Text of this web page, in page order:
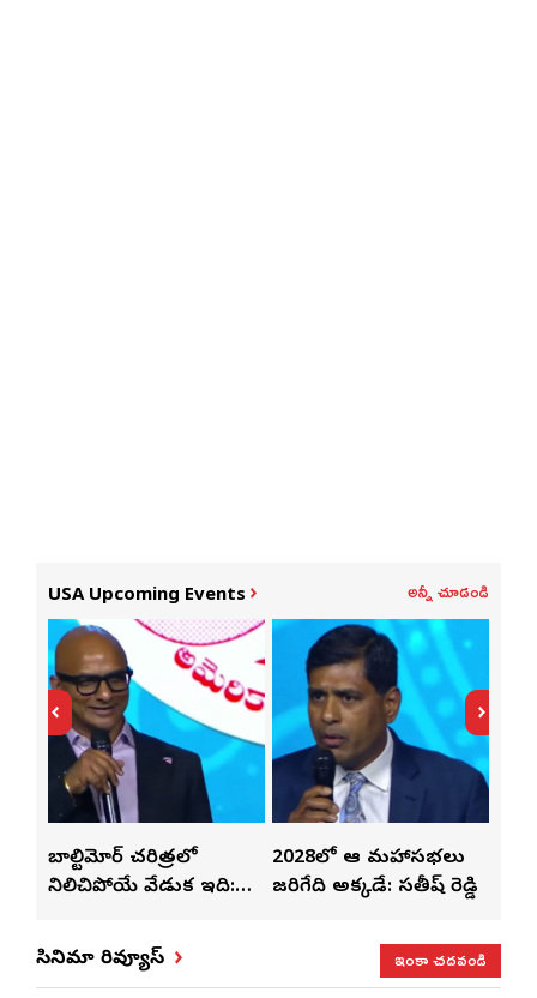
USA Upcoming Events అన్నీ చూడండి
బాల్టిమోర్ చరిత్రలో
నిలిచిపోయే వేడుక ఇది:
2028లో ఆటా మహాసభలు
జరిగేది అక్కడే: సతీష్ రెడ్డి
సినిమా రివ్యూస్ ఇంకా చదవండి